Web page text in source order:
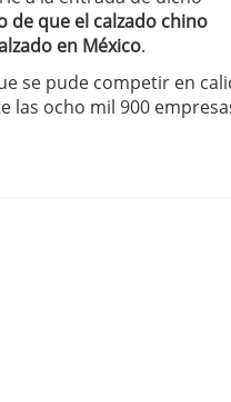
de que el calzado chino
en México.
se pude competir en
las ocho mil 900